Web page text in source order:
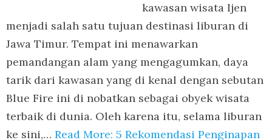
kawasan wisata Ijen
menjadi salah satu tujuan destinasi liburan di
Jawa Timur. Tempat ini menawarkan
pemandangan alam yang mengagumkan, daya
tarik dari kawasan yang di kenal dengan sebutan
Blue Fire ini di nobatkan sebagai obyek wisata
terbaik di dunia. Oleh karena itu, selama liburan
ke sini,… Read More: 5 Rekomendasi Penginapan